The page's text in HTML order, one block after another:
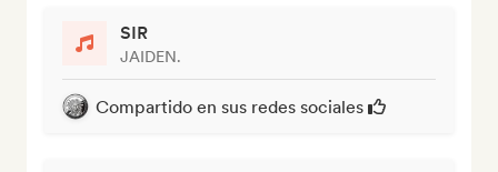
SIR
JAIDEN.
Compartido en sus redes sociales